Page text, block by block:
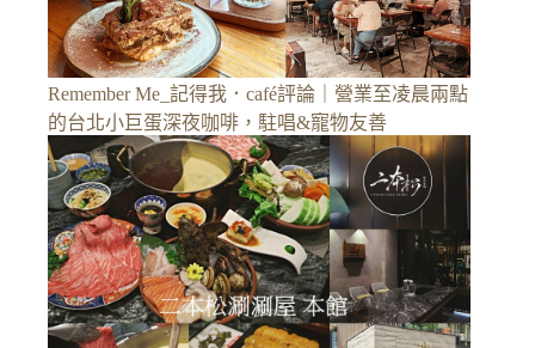
Remember Me_記得我．café評論｜營業至凌晨兩點
的台北小巨蛋深夜咖啡，駐唱&寵物友善